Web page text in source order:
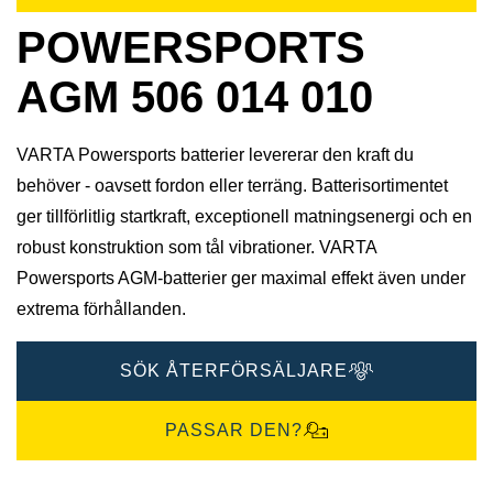
POWERSPORTS
AGM 506 014 010
VARTA Powersports batterier levererar den kraft du
behöver - oavsett fordon eller terräng. Batterisortimentet
ger tillförlitlig startkraft, exceptionell matningsenergi och en
robust konstruktion som tål vibrationer. VARTA
Powersports AGM-batterier ger maximal effekt även under
extrema förhållanden.
SÖK ÅTERFÖRSÄLJARE
PASSAR DEN?